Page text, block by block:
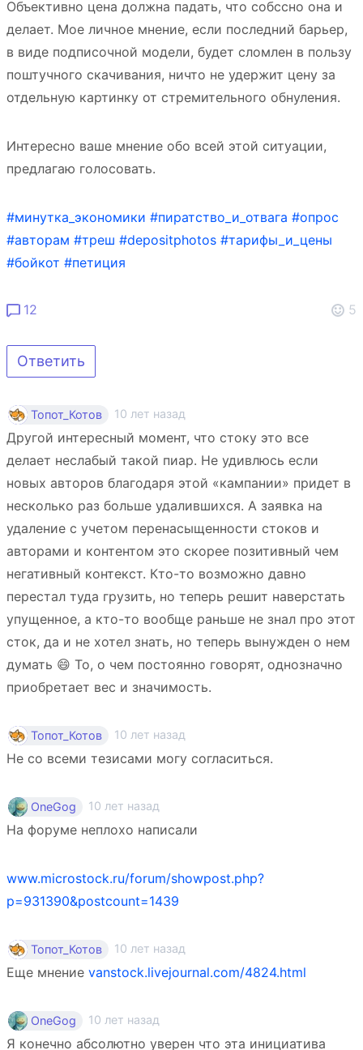
Объективно цена должна падать, что собссно она и
делает. Мое личное мнение, если последний барьер,
в виде подписочной модели, будет сломлен в пользу
поштучного скачивания, ничто не удержит цену за
отдельную картинку от стремительного обнуления.
Интересно ваше мнение обо всей этой ситуации,
предлагаю голосовать.
#минутка_экономики #пиратство_и_отвага #опрос
#авторам #треш #depositphotos #тарифы_и_цены
#бойкот #петиция
12 5
Ответить
Топот_Котов 10 лет назад
Другой интересный момент, что стоку это все
делает неслабый такой пиар. Не удивлюсь если
новых авторов благодаря этой «кампании» придет в
несколько раз больше удалившихся. А заявка на
удаление с учетом перенасыщенности стоков и
авторами и контентом это скорее позитивный чем
негативный контекст. Кто-то возможно давно
перестал туда грузить, но теперь решит наверстать
упущенное, а кто-то вообще раньше не знал про этот
сток, да и не хотел знать, но теперь вынужден о нем
думать 😄 То, о чем постоянно говорят, однозначно
приобретает вес и значимость.
Топот_Котов 10 лет назад
Не со всеми тезисами могу согласиться.
OneGog 10 лет назад
На форуме неплохо написали
www.microstock.ru/forum/showpost.php?
p=931390&postcount=1439
Топот_Котов 10 лет назад
Еще мнение vanstock.livejournal.com/4824.html
OneGog 10 лет назад
Я конечно абсолютно уверен что эта инициатива